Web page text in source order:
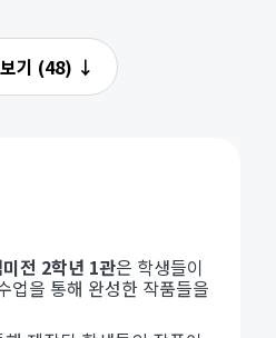
기 (48) ↓
전 2학년 1관은 학생들이
업을 통해 완성한 작품들을